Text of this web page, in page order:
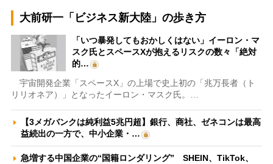
大前研一「ビジネス新大陸」の歩き方
「いつ暴発してもおかしくはない」イーロン・マ
スク氏とスペースXが抱えるリスクの数々「絶対
的…
宇宙開発企業「スペースX」の上場で史上初の「兆万長者（ト
リリオネア）」となったイーロン・マスク氏。…
【3メガバンクは純利益5兆円超】銀行、商社、ゼネコンは最高
益続出の一方で、中小企業・…
急増する中国企業の“国籍ロンダリング” SHEIN、TikTok、